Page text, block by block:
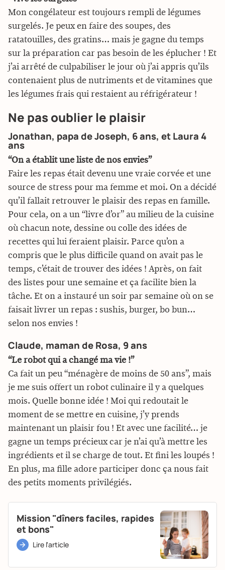
Mon congélateur est toujours rempli de légumes
surgelés. Je peux en faire des soupes, des
ratatouilles, des gratins… mais je gagne du temps
sur la préparation car pas besoin de les éplucher ! Et
j’ai arrêté de culpabiliser le jour où j’ai appris qu’ils
contenaient plus de nutriments et de vitamines que
les légumes frais qui restaient au réfrigérateur !
Ne pas oublier le plaisir
Jonathan, papa de Joseph, 6 ans, et Laura 4
ans
“On a établit une liste de nos envies”
Faire les repas était devenu une vraie corvée et une
source de stress pour ma femme et moi. On a décidé
qu’il fallait retrouver le plaisir des repas en famille.
Pour cela, on a un “livre d’or” au milieu de la cuisine
où chacun note, dessine ou colle des idées de
recettes qui lui feraient plaisir. Parce qu’on a
compris que le plus difficile quand on avait pas le
temps, c’était de trouver des idées ! Après, on fait
des listes pour une semaine et ça facilite bien la
tâche. Et on a instauré un soir par semaine où on se
faisait livrer un repas : sushis, burger, bo bun…
selon nos envies !
Claude, maman de Rosa, 9 ans
“Le robot qui a changé ma vie !”
Ca fait un peu “ménagère de moins de 50 ans”, mais
je me suis offert un robot culinaire il y a quelques
mois. Quelle bonne idée ! Moi qui redoutait le
moment de se mettre en cuisine, j’y prends
maintenant un plaisir fou ! Et avec une facilité… je
gagne un temps précieux car je n’ai qu’à mettre les
ingrédients et il se charge de tout. Et fini les loupés !
En plus, ma fille adore participer donc ça nous fait
des petits moments privilégiés.
Mission "dîners faciles, rapides
et bons"
Lire l'article